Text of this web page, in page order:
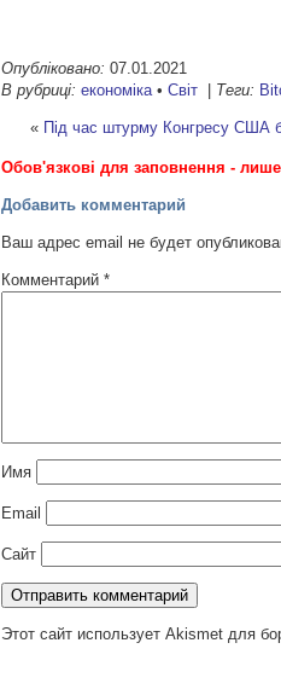
Опубліковано: 07.01.2021
В рубриці: економіка •Світ | Теги:
« Під час штурму Конгресу США
Обов'язкові для заповнення -
Добавить комментарий
Ваш адрес email не будет
Комментарий*
Имя
Email
Сайт
Этот сайт использует Akismet для